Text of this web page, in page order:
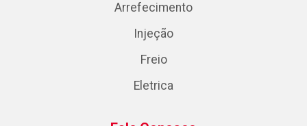
Arrefecimento
Injeção
Freio
Eletrica